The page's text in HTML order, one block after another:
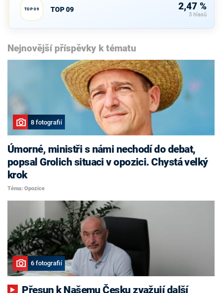
TOP 09 TOP 09 2,47 %
3 hlasů
Nejnovější příspěvky k tématu
8 fotografií
Úmorné, ministři s námi nechodí do debat,
popsal Grolich situaci v opozici. Chystá velký
krok
Téma: Opozice
6 fotografií